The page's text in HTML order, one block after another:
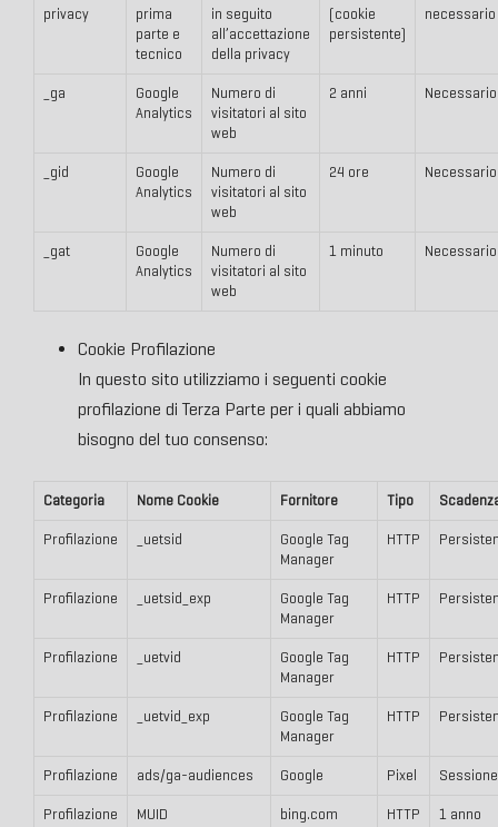
privacy
prima
parte e
tecnico
in seguito
all’accettazione
della privacy
(cookie
persistente)
necessario
_ga
Google
Analytics
Numero di
visitatori al sito
web
2 anni Necessario
_gid
Google
Analytics
Numero di
visitatori al sito
web
24 ore Necessario
_gat
Google
Analytics
Numero di
visitatori al sito
web
1 minuto Necessario
Cookie Profilazione
In questo sito utilizziamo i seguenti cookie
profilazione di Terza Parte per i quali abbiamo
bisogno del tuo consenso:
Categoria Nome Cookie Fornitore Tipo
Profilazione _uetsid
Google Tag
Manager
HTTP
Profilazione _uetsid_exp
Google Tag
Manager
HTTP
Profilazione _uetvid
Google Tag
Manager
HTTP
Profilazione _uetvid_exp
Google Tag
Manager
HTTP
Profilazione ads/ga-audiences Google Pixel Sessione
Profilazione MUID bing.com HTTP 1 anno